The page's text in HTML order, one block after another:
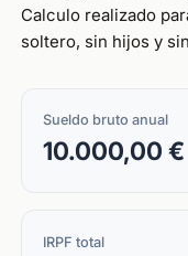
Calculo realizado
soltero, sin hijos y
Sueldo bruto anual
10.000,00 €
IRPF total